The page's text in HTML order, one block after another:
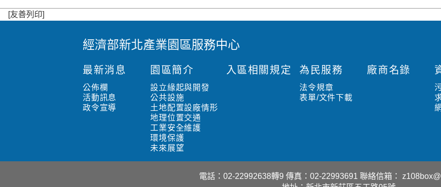
[友善列印]
:
:
經濟部新北產業園區服務中心
最新消息
公佈欄
活動訊息
政令宣導
園區簡介
設立緣起與開發
公共設施
土地配置設廠情形
地理位置交通
工業安全維護
環境保護
未來展望
入區相關規定 為民服務
法令規章
表單/文件下載
廠商名錄
電話：02-22992638轉9 傳真：02-22993691 聯絡信箱：